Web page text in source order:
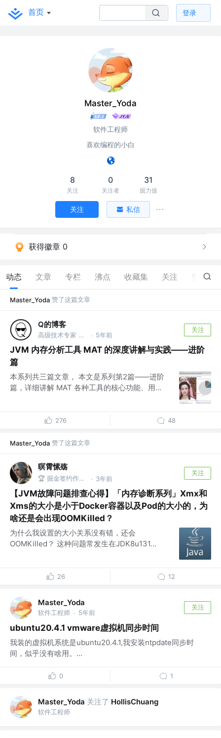
首页 登录
Master_Yoda
软件工程师
喜欢编程的小白
8
关注
0
关注者
31
掘力值
关注 私信
获得徽章 0
动态 文章 专栏 沸点 收藏集 关注 2
Master_Yoda 赞了这篇文章
Q的博客
高级技术专家 @美团 · 5年前
关注
JVM 内存分析工具 MAT 的深度讲解与实践——进阶
篇
本系列共三篇文章， 本文是系列第2篇——进阶
篇，详细讲解 MAT 各种工具的核心功能、用...
276 48
Master_Yoda 赞了这篇文章
暝霄愫殇
🏆 掘金签约作者 @优酷YouKu · 3年前
关注
【JVM故障问题排查心得】「内存诊断系列」Xmx和
Xms的大小是小于Docker容器以及Pod的大小的，为
啥还是会出现OOMKilled？
为什么我设置的大小关系没有错，还会
OOMKilled？ 这种问题常发生在JDK8u131...
26 12
Master_Yoda
软件工程师 · 5年前
关注
ubuntu20.4.1 vmware虚拟机同步时间
我装的虚拟机系统是ubuntu20.4.1,我安装ntpdate同步时
间，似乎没有啥用。...
0 1
Master_Yoda 关注了 HollisChuang
软件工程师